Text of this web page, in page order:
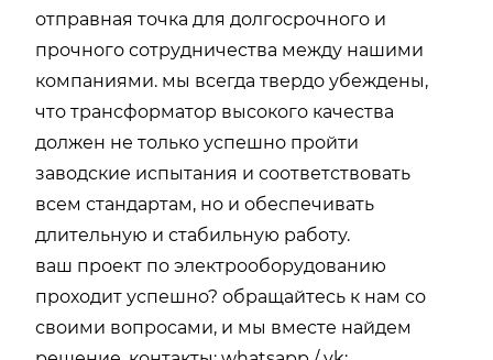
отправная точка для долгосрочного и
прочного сотрудничества между нашими
компаниями. мы всегда твердо убеждены,
что трансформатор высокого качества
должен не только успешно пройти
заводские испытания и соответствовать
всем стандартам, но и обеспечивать
длительную и стабильную работу.
ваш проект по электрооборудованию
проходит успешно? обращайтесь к нам со
своими вопросами, и мы вместе найдем